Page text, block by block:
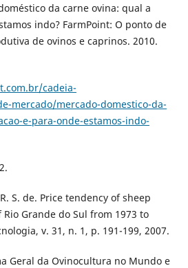
da carne ovina: qual a
indo? FarmPoint: O ponto de
de ovinos e caprinos. 2010.
cadeia-
mercado/mercado-domestico-da-
e-para-onde-estamos-indo-
R. S. de. Price tendency of sheep
Grande do Sul from 1973 to
v. 31, n. 1, p. 191-199, 2007.
Geral da Ovinocultura no Mundo e